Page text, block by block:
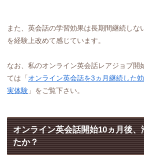
また、英会話の学習効果は長期間継続しな
を経験上改めて感じています。
なお、私のオンライン英会話レアジョブ開
ては「 オンライン英会話を3ヵ月継続した
実体験 」をご覧下さい。
オンライン英会話開始10ヵ月後
たか？